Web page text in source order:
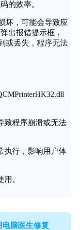
的效率。
坏，可能会导致应
出报错提示框，
或丢失，程序无法
致程序崩溃或无法
执行，影响用户体
。
电脑医生修复